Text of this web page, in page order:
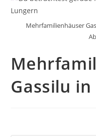
Mehrfamilienhäuser
Gassilu